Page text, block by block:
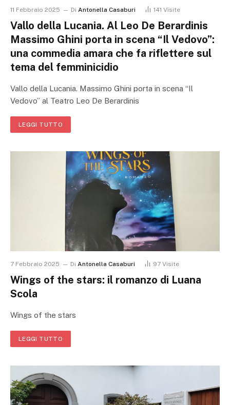
11 Febbraio 2025 Di Antonella Casaburi 141 Visite
Vallo della Lucania. Al Leo De Berardinis
Massimo Ghini porta in scena “Il Vedovo”:
una commedia amara che fa riflettere sul
tema del femminicidio
Vallo della Lucania. Massimo Ghini porta in scena “Il
Vedovo” al Teatro Leo De Berardinis
LEGGI TUTTO
7 Febbraio 2025 Di Antonella Casaburi 97 Visite
Wings of the stars: il romanzo di Luana
Scola
Wings of the stars
LEGGI TUTTO